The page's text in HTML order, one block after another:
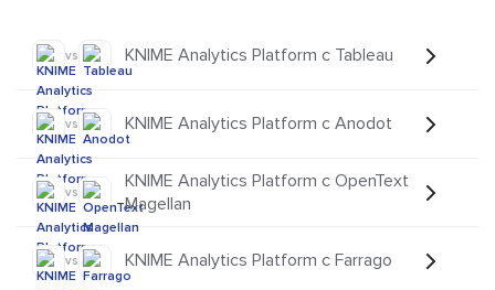
vs KNIME Analytics Platform с Tableau
vs KNIME Analytics Platform с Anodot
vs
KNIME Analytics Platform с OpenText
Magellan
vs KNIME Analytics Platform с Farrago